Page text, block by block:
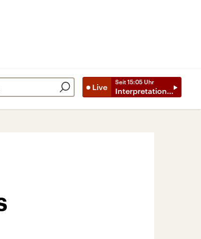
Live
Seit 15:05 Uhr
Interpretationen